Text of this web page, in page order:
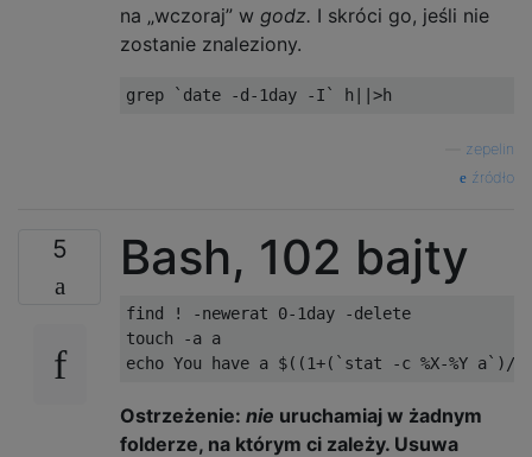
na „wczoraj” w godz. I skróci go, jeśli nie
zostanie znaleziony.
grep `date -d-1day -I` h ||>h
zepelin
źródło
5 Bash, 102 bajty
find ! -newerat 0-1day -delete
touch -a a
Ostrzeżenie: nie uruchamiaj w żadnym
folderze, na którym ci zależy. Usuwa